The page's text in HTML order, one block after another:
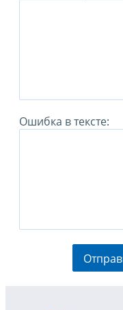
Ошибка в тексте: